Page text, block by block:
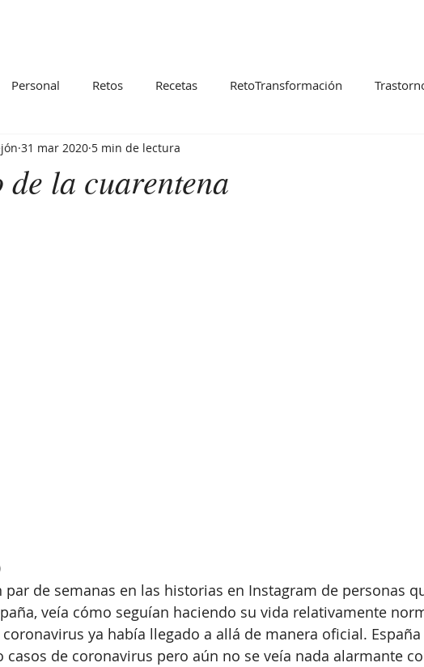
Personal Retos Recetas RetoTransformación
la cuarentena
31 mar 2020 5 min de lectura
par de semanas en las historias en Instagram de personas
veía cómo seguían haciendo su vida relativamente
ya había llegado a allá de manera oficial. España
casos de coronavirus pero aún no se veía nada alarmante